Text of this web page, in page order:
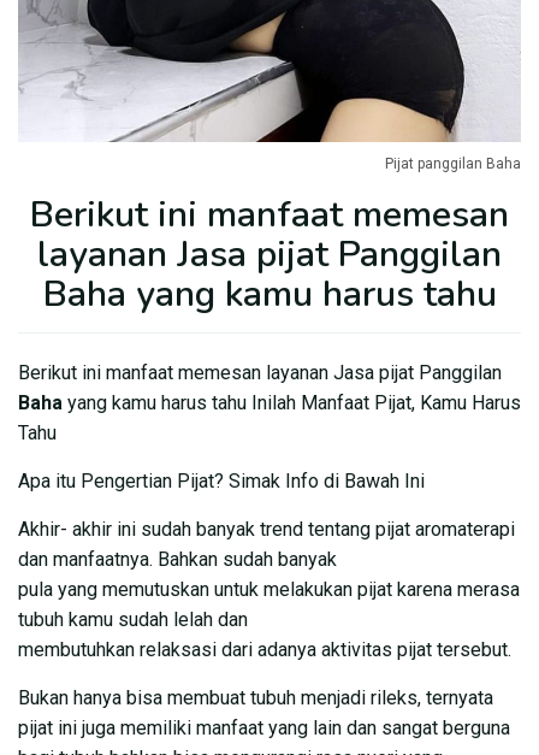
Pijat panggilan Baha
Berikut ini manfaat memesan
layanan Jasa pijat Panggilan
Baha yang kamu harus tahu
Berikut ini manfaat memesan layanan Jasa pijat Panggilan
Baha yang kamu harus tahu Inilah Manfaat Pijat, Kamu Harus
Tahu
Apa itu Pengertian Pijat? Simak Info di Bawah Ini
Akhir- akhir ini sudah banyak trend tentang pijat aromaterapi
dan manfaatnya. Bahkan sudah banyak
pula yang memutuskan untuk melakukan pijat karena merasa
tubuh kamu sudah lelah dan
membutuhkan relaksasi dari adanya aktivitas pijat tersebut.
Bukan hanya bisa membuat tubuh menjadi rileks, ternyata
pijat ini juga memiliki manfaat yang lain dan sangat berguna